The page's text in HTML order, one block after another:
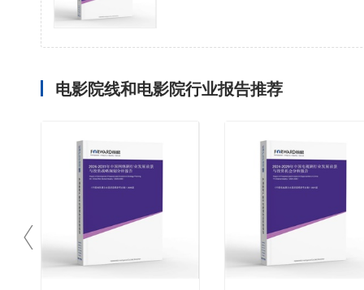
电影院线和电影院行业报告推荐